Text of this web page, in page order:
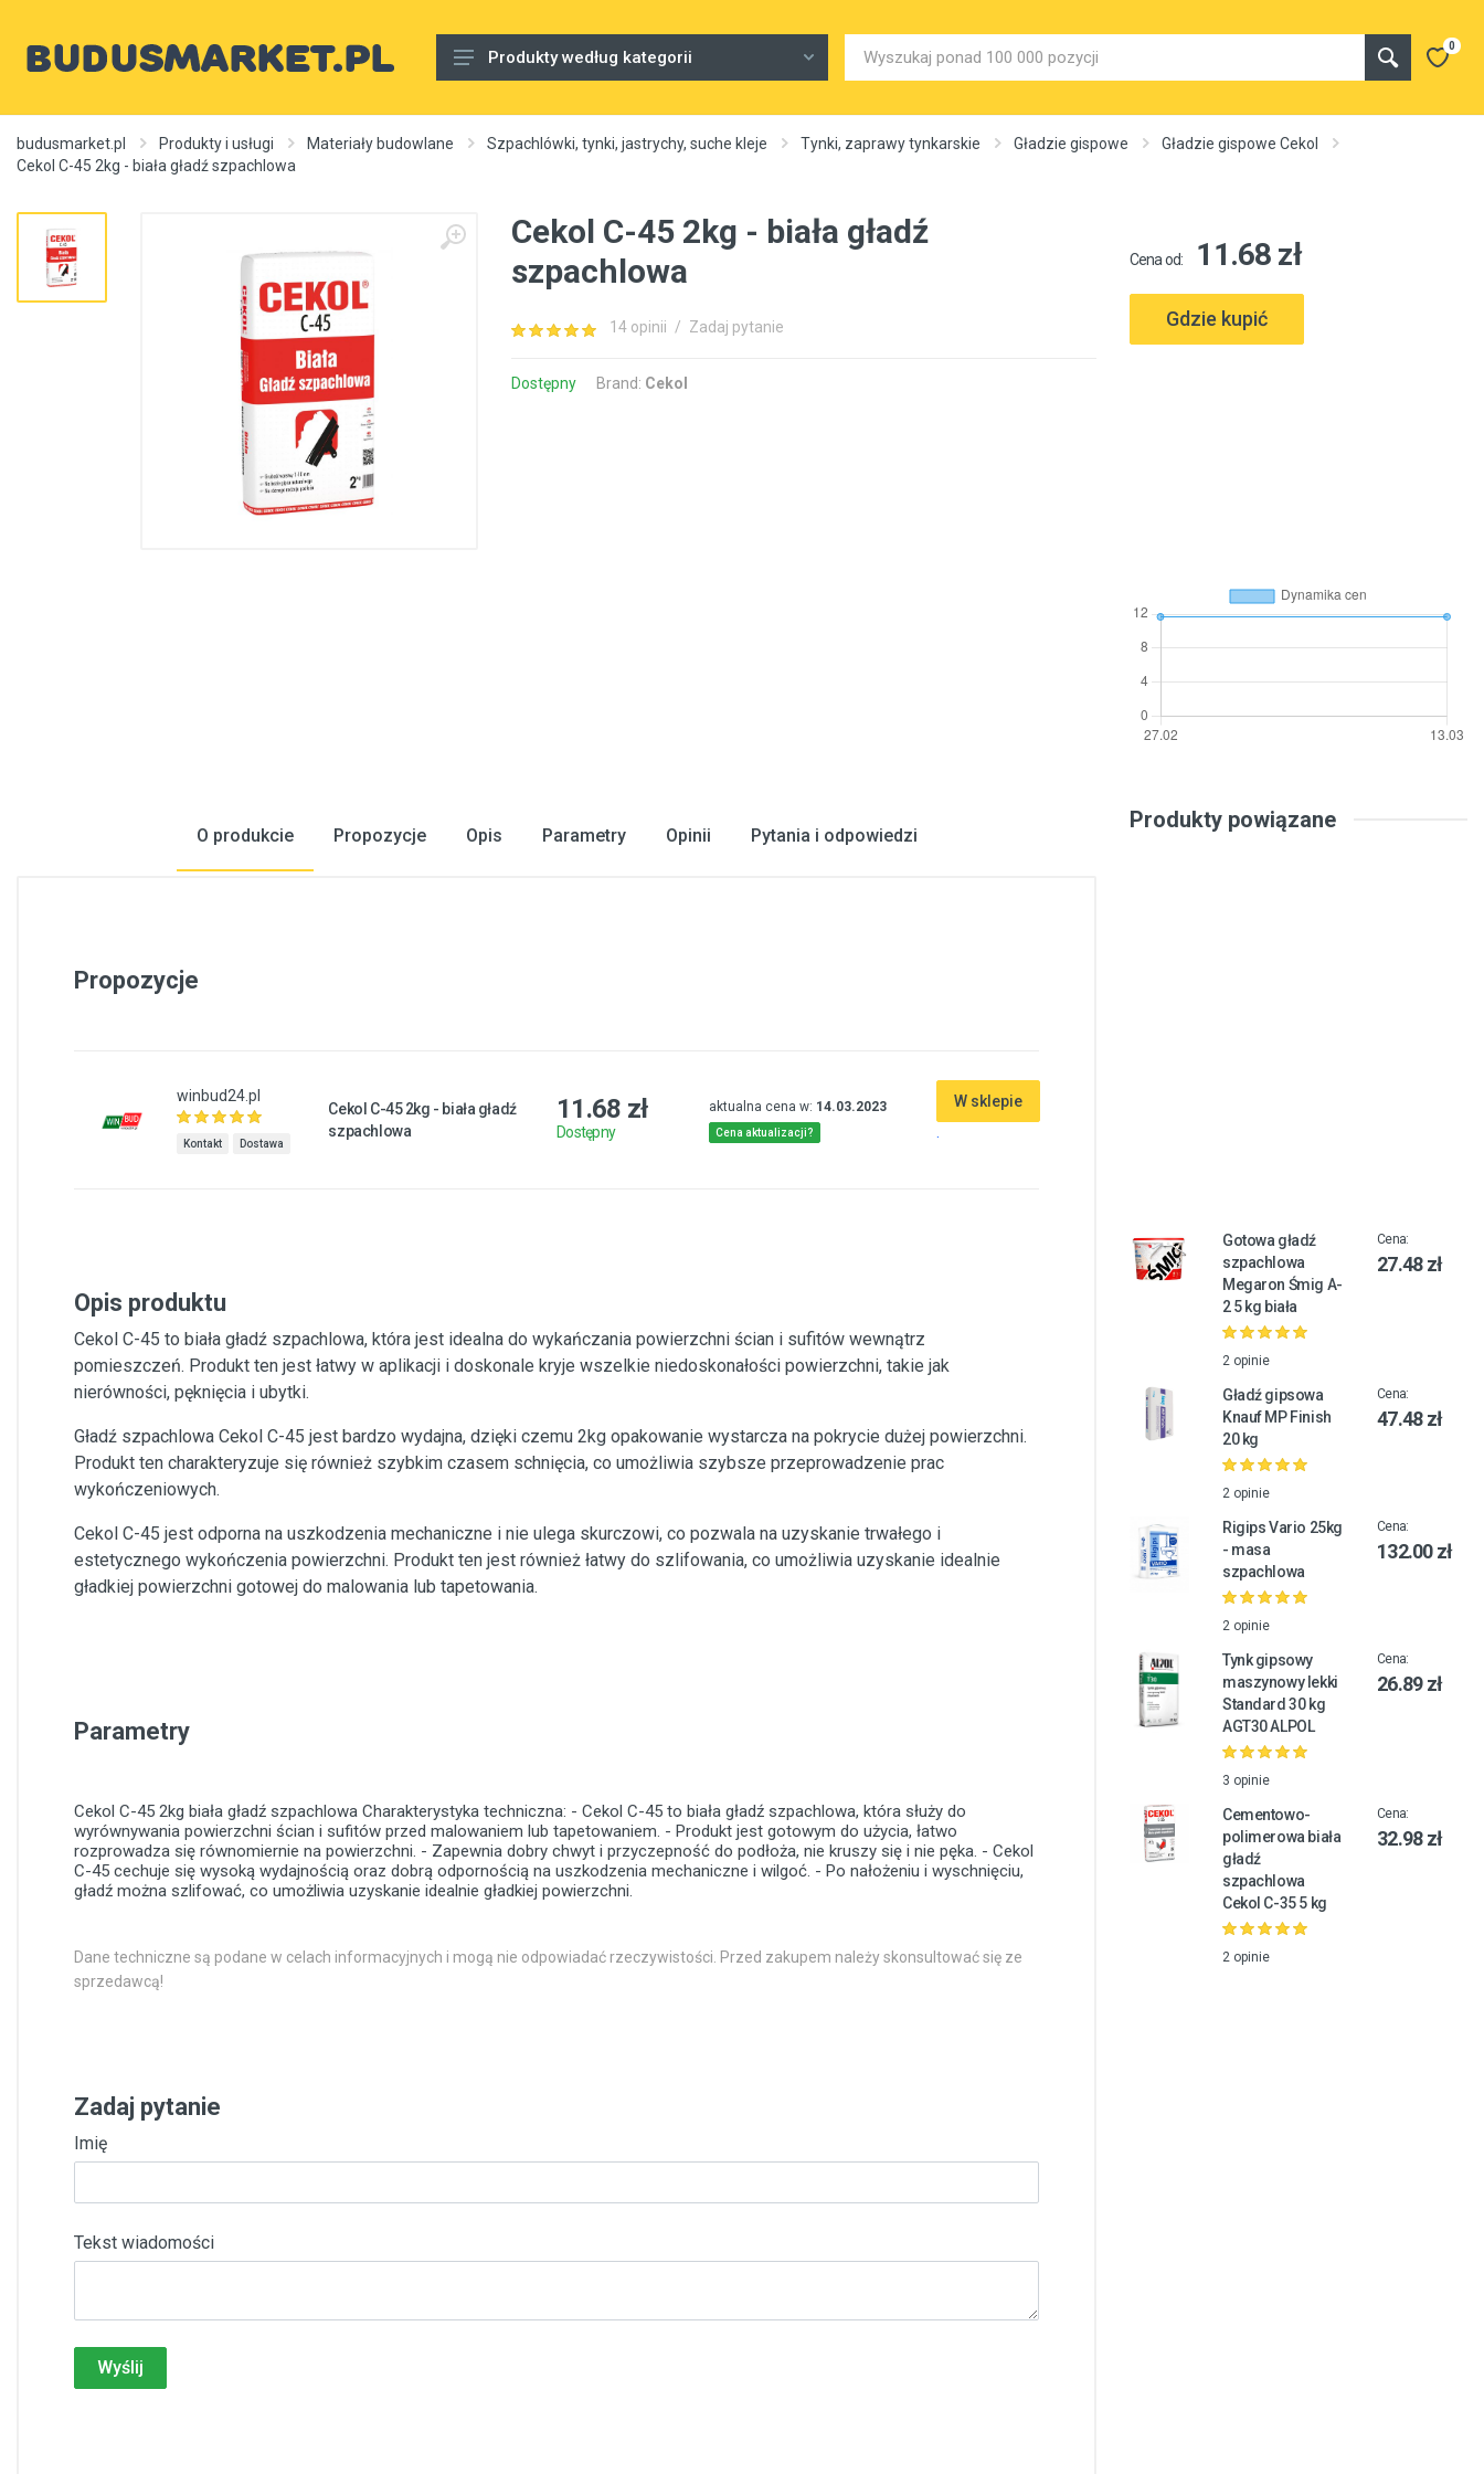
Materiały budowlane
Wnętrze
Zewnętrzny
Artykuły dekoracyjne, dywany itp.
Produkty według kategorii
0
budusmarket.pl Produkty i usługi Materiały budowlane Szpachlówki, tynki, jastrychy, suche kleje Tynki, zaprawy tynkarskie Gładzie gispowe
Gładzie gispowe Cekol
Cekol C-45 2kg - biała gładź szpachlowa
Cekol C-45 2kg - biała gładź
szpachlowa
14 opinii / Zadaj pytanie
Dostępny Brand: Cekol
Cena od: 11.68 zł
Gdzie kupić
O produkcie Propozycje Opis Parametry Opinii Pytania i odpowiedzi
Propozycje
winbud24.pl
Kontakt Dostawa
Cekol C-45 2kg - biała gładź
szpachlowa
11.68 zł
Dostępny
aktualna cena w: 14.03.2023
Cena aktualizacji?
W sklepie
.
Opis produktu
Cekol C-45 to biała gładź szpachlowa, która jest idealna do wykańczania powierzchni ścian i sufitów wewnątrz
pomieszczeń. Produkt ten jest łatwy w aplikacji i doskonale kryje wszelkie niedoskonałości powierzchni, takie jak
nierówności, pęknięcia i ubytki.
Gładź szpachlowa Cekol C-45 jest bardzo wydajna, dzięki czemu 2kg opakowanie wystarcza na pokrycie dużej powierzchni.
Produkt ten charakteryzuje się również szybkim czasem schnięcia, co umożliwia szybsze przeprowadzenie prac
wykończeniowych.
Cekol C-45 jest odporna na uszkodzenia mechaniczne i nie ulega skurczowi, co pozwala na uzyskanie trwałego i
estetycznego wykończenia powierzchni. Produkt ten jest również łatwy do szlifowania, co umożliwia uzyskanie idealnie
gładkiej powierzchni gotowej do malowania lub tapetowania.
Parametry
Cekol C-45 2kg biała gładź szpachlowa Charakterystyka techniczna: - Cekol C-45 to biała gładź szpachlowa, która służy do
wyrównywania powierzchni ścian i sufitów przed malowaniem lub tapetowaniem. - Produkt jest gotowym do użycia, łatwo
rozprowadza się równomiernie na powierzchni. - Zapewnia dobry chwyt i przyczepność do podłoża, nie kruszy się i nie pęka. - Cekol
C-45 cechuje się wysoką wydajnością oraz dobrą odpornością na uszkodzenia mechaniczne i wilgoć. - Po nałożeniu i wyschnięciu,
gładź można szlifować, co umożliwia uzyskanie idealnie gładkiej powierzchni.
Dane techniczne są podane w celach informacyjnych i mogą nie odpowiadać rzeczywistości. Przed zakupem należy skonsultować się ze
sprzedawcą!
Zadaj pytanie
Imię
Tekst wiadomości
Wyślij
Produkty powiązane
Gotowa gładź
szpachlowa
Megaron Śmig A-
2 5 kg biała
2 opinie
Cena:
27.48 zł
Gładź gipsowa
Knauf MP Finish
20 kg
2 opinie
Cena:
47.48 zł
Rigips Vario 25kg
- masa
szpachlowa
2 opinie
Cena:
132.00 zł
Tynk gipsowy
maszynowy lekki
Standard 30 kg
AGT30 ALPOL
3 opinie
Cena:
26.89 zł
Cementowo-
polimerowa biała
gładź
szpachlowa
Cekol C-35 5 kg
2 opinie
Cena:
32.98 zł